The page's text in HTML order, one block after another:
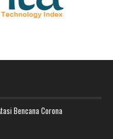
Bencana Corona